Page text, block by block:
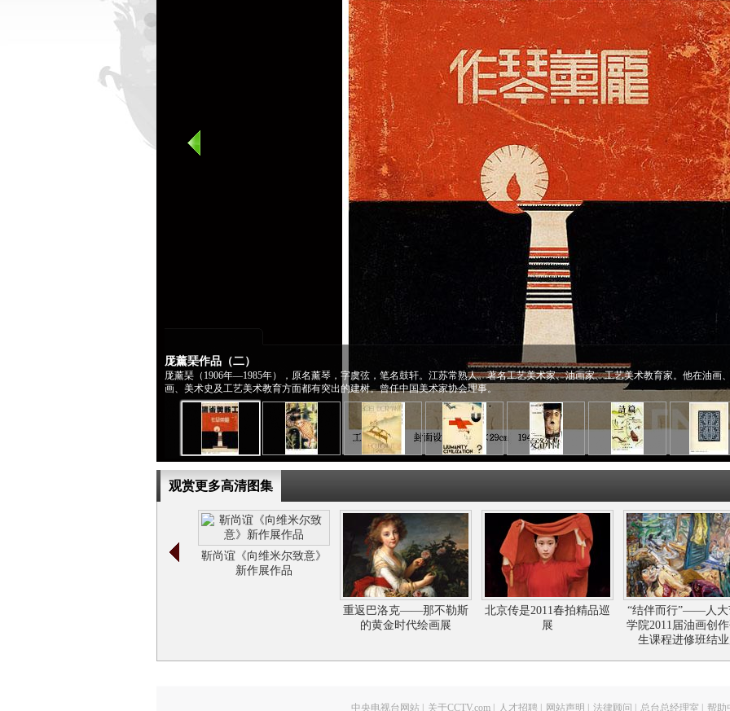
厐薰琹作品（二）
厐薰琹作品（二）
厐薰琹（1906年—1985年），原名薰琴，字虞弦，笔名鼓轩。江苏常熟人。著名工艺美术家、油画家、工艺美术教育家。他在油画
画、美术史及工艺美术教育方面都有突出的建树。曾任中国美术家协会理事。
观赏更多高清图集
靳尚谊《向维米尔致意》
新作展作品
重返巴洛克——那不勒斯
的黄金时代绘画展
北京传是2011春拍精品巡
展
“结伴而行”——人大
学院2011届油画创
生课程进修班结
中央电视台网站 关于CCTV.com 人才招聘 网站声明 法律顾问 总台总经理室 帮助